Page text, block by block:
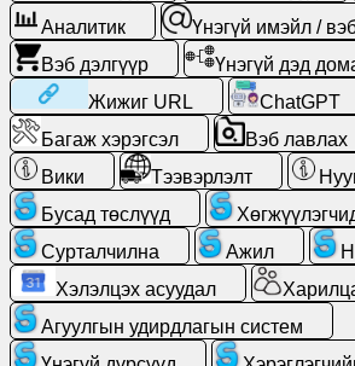
Үнэгүй
имэйл
вэб
шуудан
Аналитик
Вэб
дэлгүүр
Хөгжүүлэгчид
Аналитик
Үнэгүй имэйл /
Вэб дэлгүүр
Үнэгүй дэд
Жижиг URL
ChatGPT
Багаж хэрэгсэл
Вэб лавлах
Вики
Тээвэрлэлт
Бусад төслүүд
Сурталчилна
Ажил
Хэлэлцэх асуудал
Агуулгын удирдлагын систем